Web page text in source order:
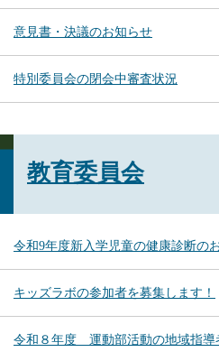
意見書・決議のお知らせ
特別委員会の閉会中審査状況
教育委員会
令和9年度新入学児童の健康診断の
キッズラボの参加者を募集します！
令和８年度 運動部活動の地域指導